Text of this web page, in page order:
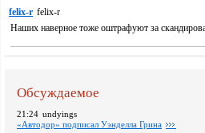
felix-r felix-r
Наших наверное тоже оштрафуют за
Обсуждаемое
21:24 undyings
«Автодор» подписал Уэнделла Грина